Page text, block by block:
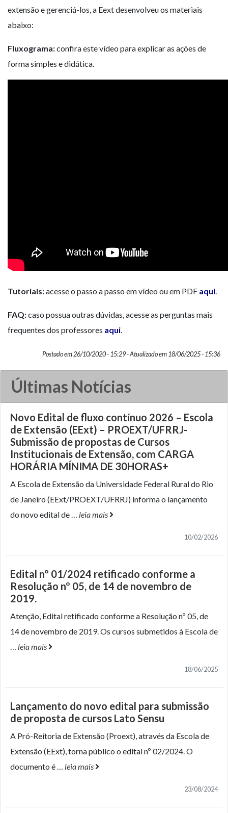
extensão e gerenciá-los, a Eext desenvolveu os materiais
abaixo:
Fluxograma:confira este vídeo para explicar as ações de
forma simples e didática.
Tutoriais:acesse o passo a passo em vídeo ou em PDF aqui.
FAQ:caso possua outras dúvidas, acesse as perguntas mais
frequentes dos professores aqui.
Postado em 26/10/2020 - 15:29 - Atualizado em 18/06/2025 - 15:36
Últimas Notícias
Novo Edital de fluxo contínuo 2026 – Escola
de Extensão (EExt) – PROEXT/UFRRJ-
Submissão de propostas de Cursos
Institucionais de Extensão, com CARGA
HORÁRIA MÍNIMA DE 30HORAS+
A Escola de Extensão da Universidade Federal Rural do Rio
de Janeiro (EExt/PROEXT/UFRRJ) informa o lançamento
do novo edital de… leia mais
10/02/2026
Edital nº 01/2024 retificado conforme a
Resolução nº 05, de 14 de novembro de
2019.
Atenção, Edital retificado conforme a Resolução nº 05, de
14 de novembro de 2019. Os cursos submetidos à Escola de
… leia mais
18/06/2025
Lançamento do novo edital para submissão
de proposta de cursos Lato Sensu
A Pró-Reitoria de Extensão (Proext), através da Escola de
Extensão (EExt), torna público o edital nº 02/2024. O
documento é… leia mais
23/08/2024